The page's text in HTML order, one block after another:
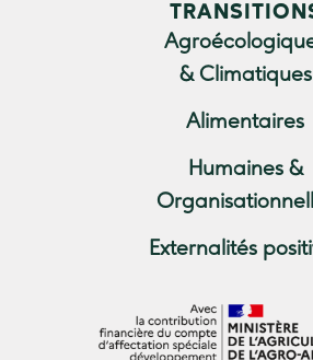
& Climatiques
Alimentaires
Humaines &
Externalités